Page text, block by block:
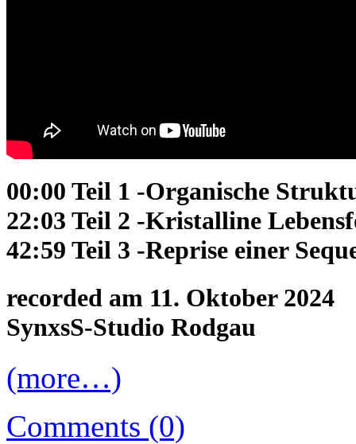
00:00 Teil 1 -Organische
22:03 Teil 2 -Kristalline
42:59 Teil 3 -Reprise einer
recorded am 11. Oktober 2024
SynxsS-Studio Rodgau
(more…)
Comments (0)